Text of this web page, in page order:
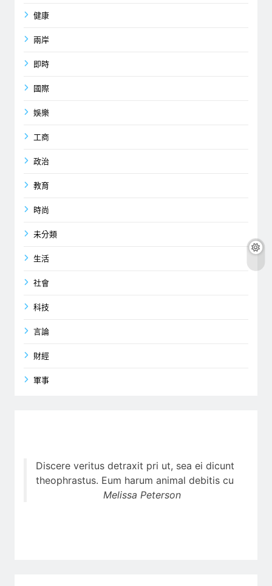
健康
兩岸
即時
國際
娛樂
工商
政治
教育
時尚
未分類
生活
社會
科技
言論
財經
軍事
Discere veritus detraxit pri ut, sea ei dicunt
theophrastus. Eum harum animal debitis cu
Melissa Peterson